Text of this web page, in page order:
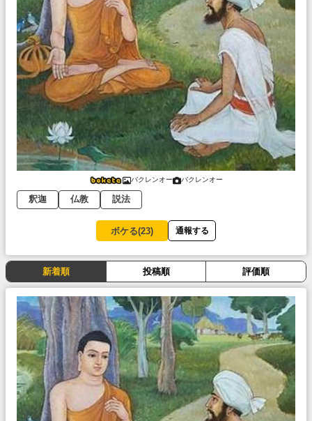
バクレンオー バクレンオー
釈迦 仏教 説法
ボケる(23) 通報する
新着順 投稿順 評価順